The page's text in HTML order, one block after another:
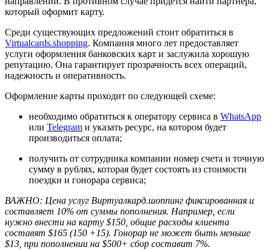
который оформит карту.
Среди существующих предложений стоит обратиться в
Virtualcards.shopping. Компания много лет предоставляет
услуги оформления банковских карт и заслужила хорошую
репутацию. Она гарантирует прозрачность всех операций,
надежность и оперативность.
Оформление карты проходит по следующей схеме:
необходимо обратиться к оператору сервиса в WhatsApp
или Telegram и указать ресурс, на котором будет
производиться оплата;
получить от сотрудника компании номер счета и точную
сумму в рублях, которая будет состоять из стоимости
поездки и гонорара сервиса;
ВАЖНО: Цена услуг Виртуалкард.шоппинг фиксированная и
составляет 10% от суммы пополнения. Например, если
нужно внести на карту $150, общие расходы клиента
составят $165 (150 +15). Гонорар не может быть меньше
$13, при пополнении на $500+ сбор составит 7%.